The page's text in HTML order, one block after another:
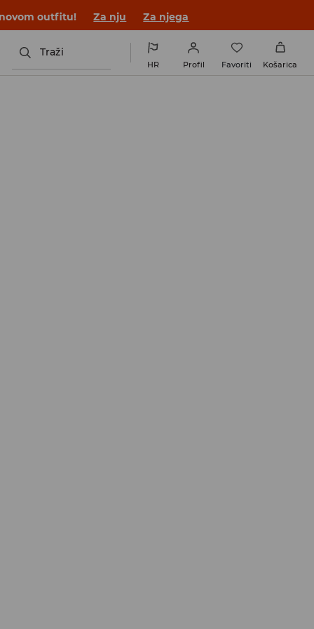
outfitu! Za nju Za njega
Traži
HR Profil Favoriti Košarica